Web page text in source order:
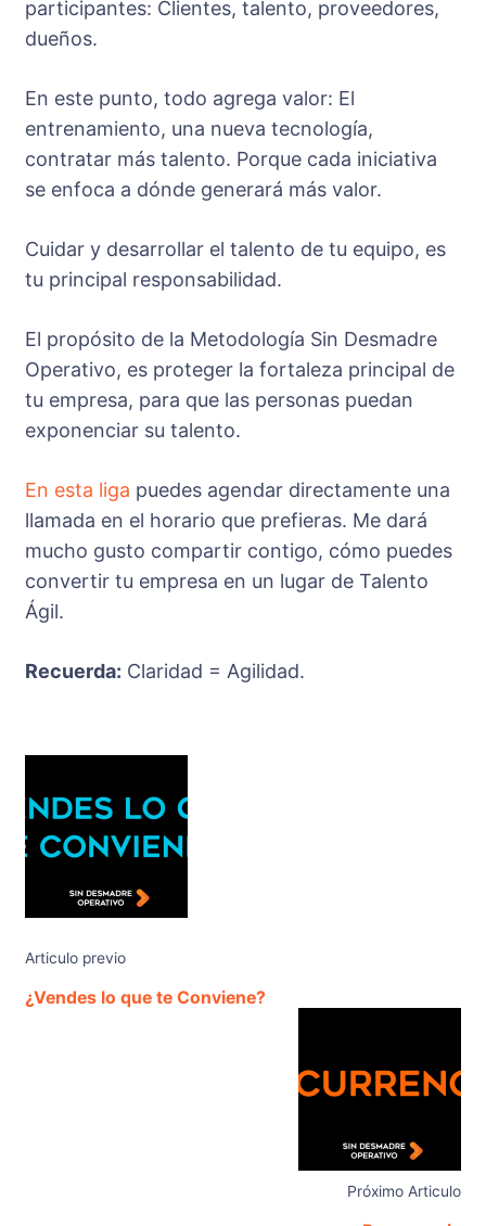
participantes: Clientes, talento, proveedores,
dueños.
En este punto, todo agrega valor: El
entrenamiento, una nueva tecnología,
contratar más talento. Porque cada iniciativa
se enfoca a dónde generará más valor.
Cuidar y desarrollar el talento de tu equipo, es
tu principal responsabilidad.
El propósito de la Metodología Sin Desmadre
Operativo, es proteger la fortaleza principal de
tu empresa, para que las personas puedan
exponenciar su talento.
En esta liga puedes agendar directamente una
llamada en el horario que prefieras. Me dará
mucho gusto compartir contigo, cómo puedes
convertir tu empresa en un lugar de Talento
Ágil.
Recuerda: Claridad = Agilidad.
Articulo previo
¿Vendes lo que te Conviene?
Próximo Articulo